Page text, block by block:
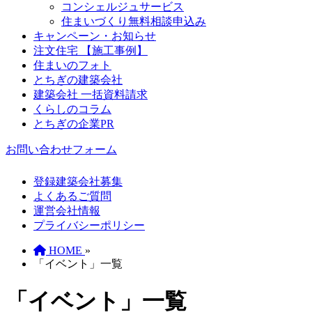
コンシェルジュサービス
住まいづくり無料相談申込み
キャンペーン・お知らせ
注文住宅 【施工事例】
住まいのフォト
とちぎの建築会社
建築会社 一括資料請求
くらしのコラム
とちぎの企業PR
お問い合わせフォーム
登録建築会社募集
よくあるご質問
運営会社情報
プライバシーポリシー
HOME »
「イベント」一覧
「イベント」一覧